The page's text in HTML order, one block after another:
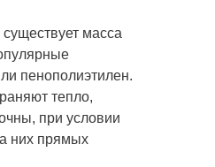
масса
пенополиэтилен.
тепло,
при условии
них прямых